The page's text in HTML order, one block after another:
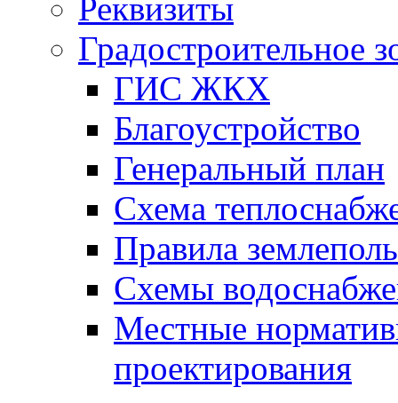
Реквизиты
Градостроительное
ГИС ЖКХ
Благоустройство
Генеральный план
Схема
Правила
Схемы
Местные
проектирования